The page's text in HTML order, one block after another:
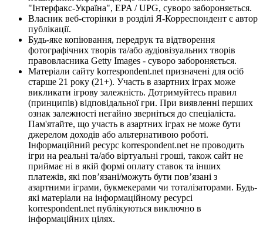
"Інтерфакс-Україна", EPA / UPG, суворо забороняється.
Власник веб-сторінки в розділі Я-Корреспондент є автор
публікації.
Будь-яке копіювання, передрук та відтворення
фотографічних творів та/або аудіовізуальних творів
правовласника Getty Images - суворо забороняється.
Матеріали сайту korrespondent.net призначені для осіб
старше 21 року (21+). Участь в азартних іграх може
викликати ігрову залежність. Дотримуйтесь правил
(принципів) відповідальної гри. При виявленні перших
ознак залежності негайно зверніться до спеціаліста.
Пам'ятайте, що участь в азартних іграх не може бути
джерелом доходів або альтернативою роботі.
Інформаційний ресурс korrespondent.net не проводить
ігри на реальні та/або віртуальні гроші, також сайт не
приймає ні в якій формі оплату ставок та інших
платежів, які пов’язані/можуть бути пов’язані з
азартними іграми, букмекерами чи тоталізаторами. Будь-
які матеріали на інформаційному ресурсі
korrespondent.net публікуються виключно в
інформаційних цілях.